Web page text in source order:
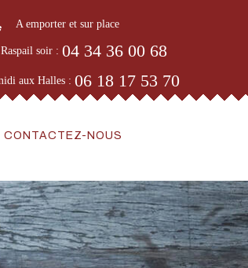
A emporter et sur place
soir : 04 34 36 00 68
aux Halles : 06 18 17 53 70
CONTACTEZ-NOUS